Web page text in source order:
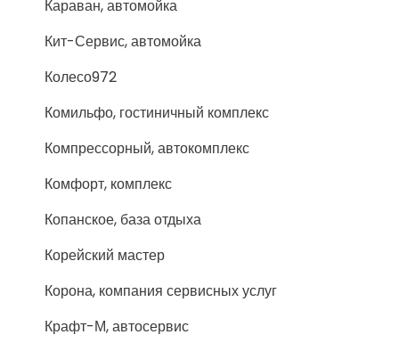
Караван, автомойка
Кит-Сервис, автомойка
Колесо972
Комильфо, гостиничный комплекс
Компрессорный, автокомплекс
Комфорт, комплекс
Копанское, база отдыха
Корейский мастер
Корона, компания сервисных услуг
Крафт-М, автосервис